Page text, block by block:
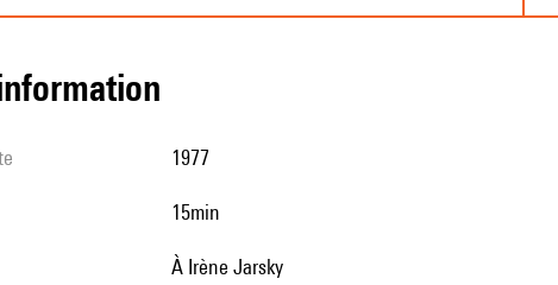
1977
15min
à Irène Jarsky